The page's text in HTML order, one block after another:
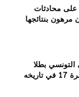
محادثات
بنتائجها
التونسي بطلا